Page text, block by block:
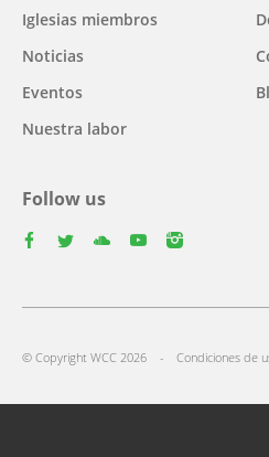
navigation
Iglesias miembros
Noticias
Eventos
Nuestra labor
Follow us
language
© Copyright WCC 2026 Condiciones de